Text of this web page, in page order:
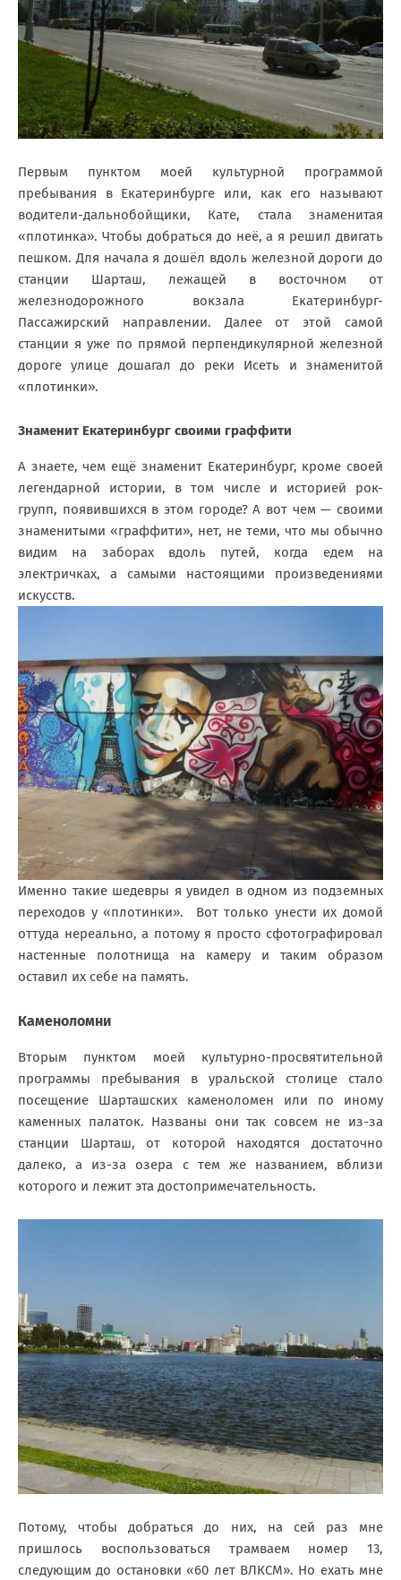
Первым пунктом моей культурной программой
пребывания в Екатеринбурге или, как его называют
водители-дальнобойщики, Кате, стала знаменитая
«плотинка». Чтобы добраться до неё, а я решил двигать
пешком. Для начала я дошёл вдоль железной дороги до
станции Шарташ, лежащей в восточном от
железнодорожного вокзала Екатеринбург-
Пассажирский направлении. Далее от этой самой
станции я уже по прямой перпендикулярной железной
дороге улице дошагал до реки Исеть и знаменитой
«плотинки».
Знаменит Екатеринбург своими граффити
А знаете, чем ещё знаменит Екатеринбург, кроме своей
легендарной истории, в том числе и историей рок-
групп, появившихся в этом городе? А вот чем — своими
знаменитыми «граффити», нет, не теми, что мы обычно
видим на заборах вдоль путей, когда едем на
электричках, а самыми настоящими произведениями
искусств.
Именно такие шедевры я увидел в одном из подземных
переходов у «плотинки». Вот только унести их домой
оттуда нереально, а потому я просто сфотографировал
настенные полотнища на камеру и таким образом
оставил их себе на память.
Каменоломни
Вторым пунктом моей культурно-просвятительной
программы пребывания в уральской столице стало
посещение Шарташских каменоломен или по иному
каменных палаток. Названы они так совсем не из-за
станции Шарташ, от которой находятся достаточно
далеко, а из-за озера с тем же названием, вблизи
которого и лежит эта достопримечательность.
Потому, чтобы добраться до них, на сей раз мне
пришлось воспользоваться трамваем номер 13,
следующим до остановки «60 лет ВЛКСМ». Но ехать мне